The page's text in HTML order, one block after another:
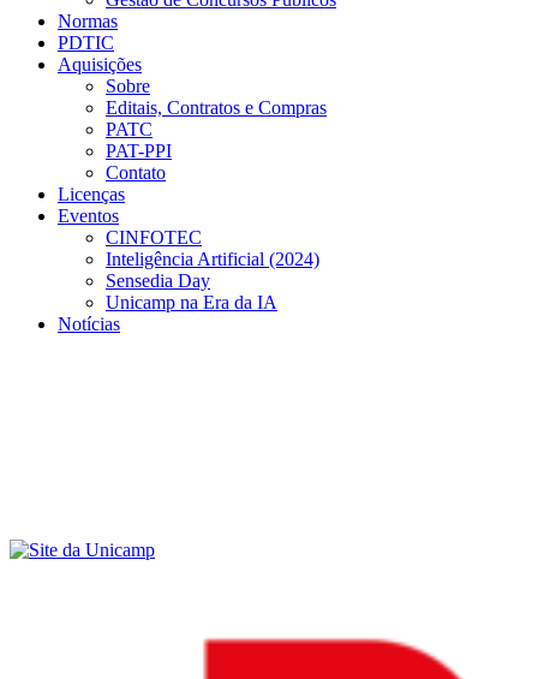
Normas
PDTIC
Aquisições
Sobre
Editais, Contratos e Compras
PATC
PAT-PPI
Contato
Licenças
Eventos
CINFOTEC
Inteligência Artificial (2024)
Sensedia Day
Unicamp na Era da IA
Notícias